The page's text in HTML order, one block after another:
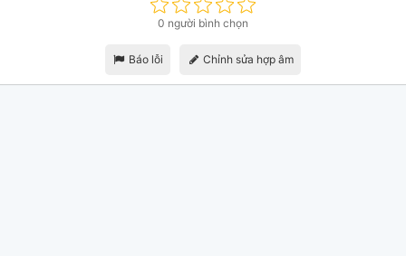
0 người bình chọn
Báo lỗi Chỉnh sửa hợp âm